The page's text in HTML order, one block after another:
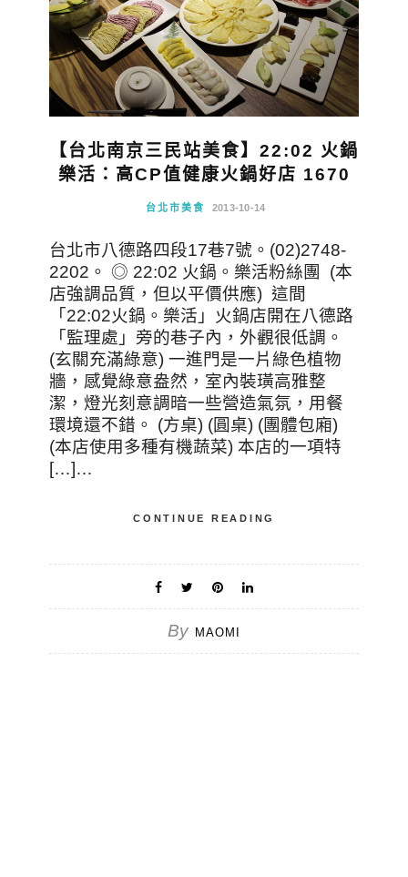
【台北南京三民站美食】22:02 火鍋
樂活：高CP值健康火鍋好店 1670
台北市美食 2013-10-14
台北市八德路四段17巷7號。(02)2748-
2202。 ◎ 22:02 火鍋。樂活粉絲團 (本
店強調品質，但以平價供應) 這間
「22:02火鍋。樂活」火鍋店開在八德路
「監理處」旁的巷子內，外觀很低調。
(玄關充滿綠意) 一進門是一片綠色植物
牆，感覺綠意盎然，室內裝璜高雅整
潔，燈光刻意調暗一些營造氣氛，用餐
環境還不錯。 (方桌) (圓桌) (團體包廂)
(本店使用多種有機蔬菜) 本店的一項特
[…]…
CONTINUE READING
By MAOMI